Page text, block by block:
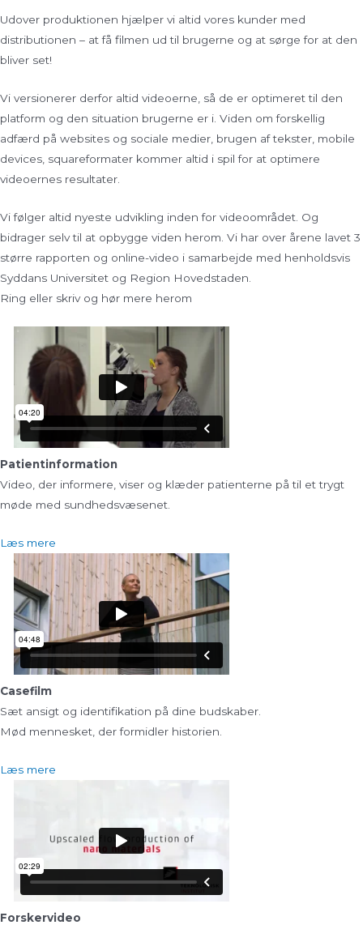
Udover produktionen hjælper vi altid vores kunder med
distributionen – at få filmen ud til brugerne og at sørge for at den
bliver set!
Vi versionerer derfor altid videoerne, så de er optimeret til den
platform og den situation brugerne er i. Viden om forskellig
adfærd på websites og sociale medier, brugen af tekster, mobile
devices, squareformater kommer altid i spil for at optimere
videoernes resultater.
Vi følger altid nyeste udvikling inden for videoområdet. Og
bidrager selv til at opbygge viden herom. Vi har over årene lavet 3
større rapporten og online-video i samarbejde med henholdsvis
Syddans Universitet og Region Hovedstaden.
Ring eller skriv og hør mere herom
Patientinformation
Video, der informere, viser og klæder patienterne på til et trygt
møde med sundhedsvæsenet.
Læs mere
Casefilm
Sæt ansigt og identifikation på dine budskaber.
Mød mennesket, der formidler historien.
Læs mere
Forskervideo